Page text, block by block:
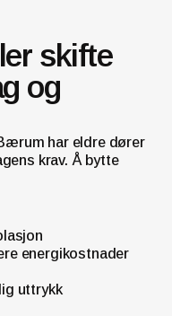
skifte
og
har eldre dører
krav. Å bytte
energikostnader
uttrykk